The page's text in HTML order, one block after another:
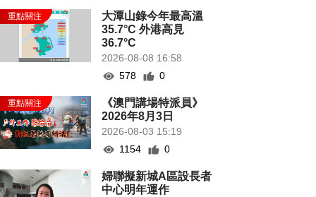
大潭山錄今年最高溫
35.7°C 外港高見
36.7°C
2026-08-08 16:58
578
0
《澳門講場特派員》
2026年8月3日
2026-08-03 15:19
1154
0
婦聯擬新城A區設長者
中心明年運作